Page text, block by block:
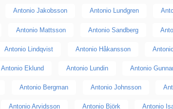
Antonio Jakobsson Antonio Lundgren
Antonio Mattsson Antonio Sandberg
Antonio Lindqvist Antonio Håkansson
Antonio Eklund Antonio Lundin Antonio
Antonio Bergman Antonio Johnsson
Antonio Arvidsson Antonio Björk Antonio